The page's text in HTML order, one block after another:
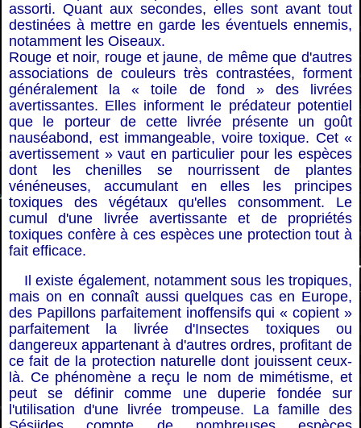
assorti. Quant aux secondes, elles sont avant tout
destinées à mettre en garde les éventuels ennemis,
notamment les Oiseaux.
Rouge et noir, rouge et jaune, de même que d'autres
associations de couleurs très contrastées, forment
généralement la « toile de fond » des livrées
avertissantes. Elles informent le prédateur potentiel
que le porteur de cette livrée présente un goût
nauséabond, est immangeable, voire toxique. Cet «
avertissement » vaut en particulier pour les espèces
dont les chenilles se nourrissent de plantes
vénéneuses, accumulant en elles les principes
toxiques des végétaux qu'elles consomment. Le
cumul d'une livrée avertissante et de propriétés
toxiques confère à ces espèces une protection tout à
fait efficace.
Il existe également, notamment sous les tropiques,
mais on en connaît aussi quelques cas en Europe,
des Papillons parfaitement inoffensifs qui « copient »
parfaitement la livrée d'Insectes toxiques ou
dangereux appartenant à d'autres ordres, profitant de
ce fait de la protection naturelle dont jouissent ceux-
là. Ce phénomène a reçu le nom de mimétisme, et
peut se définir comme une duperie fondée sur
l'utilisation d'une livrée trompeuse. La famille des